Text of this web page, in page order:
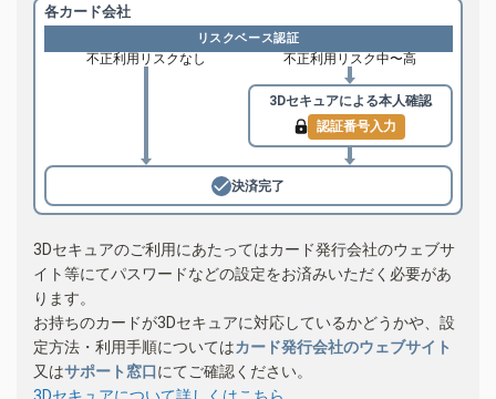
各カード会社
リスクベース認証
不正利用リスクなし 不正利用リスク中〜高
3Dセキュアによる本人確認
認証番号入力
決済完了
3Dセキュアのご利用にあたってはカード発行会社のウェブサ
イト等にてパスワードなどの設定をお済みいただく必要があ
ります。
お持ちのカードが3Dセキュアに対応しているかどうかや、設
定方法・利用手順についてはカード発行会社のウェブサイト
又はサポート窓口にてご確認ください。
3Dセキュアについて詳しくはこちら